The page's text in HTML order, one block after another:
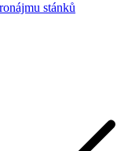
stánků